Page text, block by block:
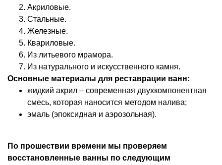
Акриловые.
Стальные.
Железные.
Квариловые.
Из литьевого мрамора.
Из натурального и искусственного камня.
Основные материалы для реставрации ванн:
жидкий акрил – современная двухкомпонентная
смесь, которая наносится методом налива;
эмаль (эпоксидная и аэрозольная).
По прошествии времени мы проверяем
восстановленные ванны по следующим